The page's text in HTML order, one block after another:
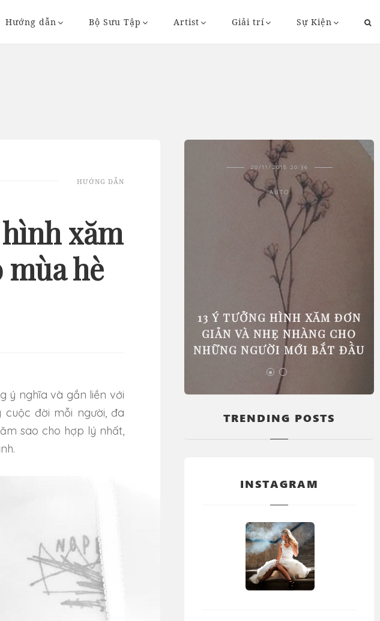
Hướng dẫn Bộ Sưu Tập Artist Giải trí Sự Kiện
HƯỚNG DẪN
xăm
mùa hè
đời mỗi người, đa
sao cho hợp lý nhất,
20/11/2018 20:36
AUTO
13 Ý TƯỞNG HÌNH XĂM ĐƠN
GIẢN VÀ NHẸ NHÀNG CHO
NHỮNG NGƯỜI MỚI BẮT ĐẦU
TRENDING POSTS
INSTAGRAM